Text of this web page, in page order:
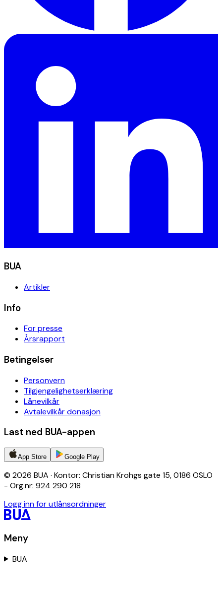
BUA
Artikler
Info
For presse
Årsrapport
Betingelser
Personvern
Tilgjengelighetserklæring
Lånevilkår
Avtalevilkår donasjon
Last ned BUA-appen
App Store Google Play
© 2026 BUA · Kontor: Christian Krohgs gate 15, 0186 OSLO
- Org.nr: 924 290 218
Logg inn for utlånsordninger
Meny
BUA